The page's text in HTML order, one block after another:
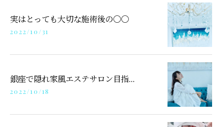
実はとっても大切な施術後の〇〇
2022/10/31
銀座で隠れ家風エステサロン目指...
2022/10/18